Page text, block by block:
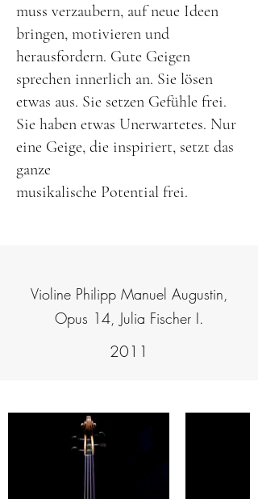
muss verzaubern, auf neue Ideen
bringen, motivieren und
herausfordern. Gute Geigen
sprechen innerlich an. Sie lösen
etwas aus. Sie setzen Gefühle frei.
Sie haben etwas Unerwartetes. Nur
eine Geige, die inspiriert, setzt das
ganze
musikalische Potential frei.
Violine Philipp Manuel Augustin,
Opus 14, Julia Fischer I.
2011